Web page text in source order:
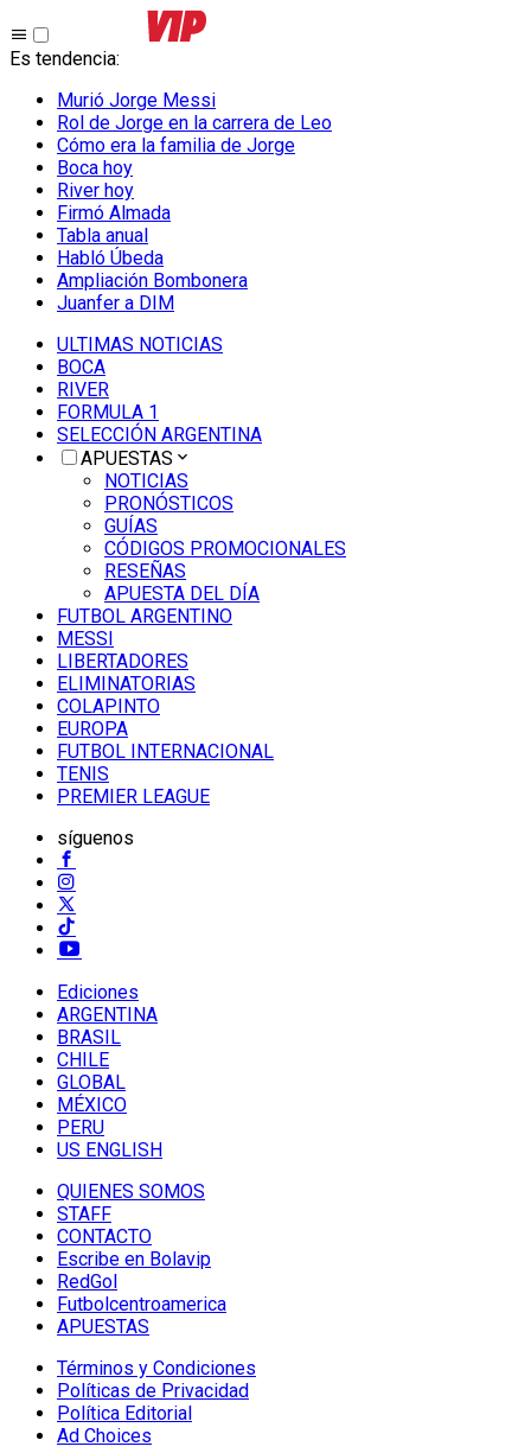
Es tendencia:
Murió Jorge Messi
Rol de Jorge en la carrera de Leo
Cómo era la familia de Jorge
Boca hoy
River hoy
Firmó Almada
Tabla anual
Habló Úbeda
Ampliación Bombonera
Juanfer a DIM
ULTIMAS NOTICIAS
BOCA
RIVER
FORMULA 1
SELECCIÓN ARGENTINA
APUESTAS
NOTICIAS
PRONÓSTICOS
GUÍAS
CÓDIGOS PROMOCIONALES
RESEÑAS
APUESTA DEL DÍA
FUTBOL ARGENTINO
MESSI
LIBERTADORES
ELIMINATORIAS
COLAPINTO
EUROPA
FUTBOL INTERNACIONAL
TENIS
PREMIER LEAGUE
síguenos
Ediciones
ARGENTINA
BRASIL
CHILE
GLOBAL
MÉXICO
PERU
US ENGLISH
QUIENES SOMOS
STAFF
CONTACTO
Escribe en Bolavip
RedGol
Futbolcentroamerica
APUESTAS
Términos y Condiciones
Políticas de Privacidad
Política Editorial
Ad Choices